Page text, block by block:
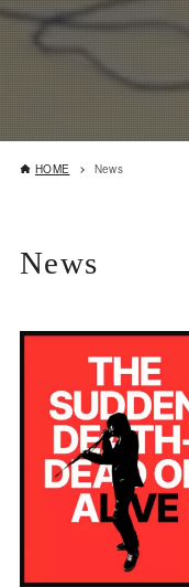
HOME News
News